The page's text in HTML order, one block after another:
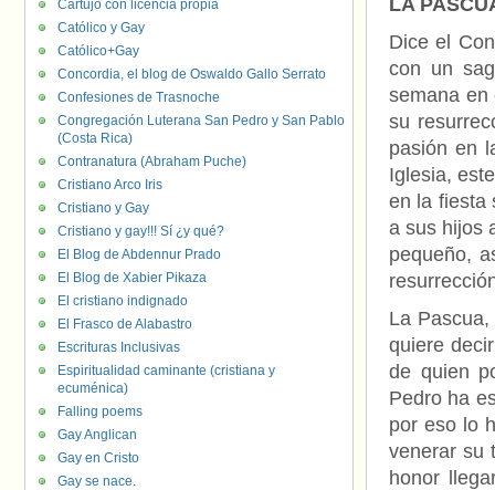
LA
Dice el
con un
semana en
su
pasión en
Iglesia,
en la fiesta
a sus hijos
pequeño,
La
quiere
de quien
Pedro ha
por eso lo
venerar su
honor
Cartujo con licencia propia
Católico y Gay
Católico+Gay
Concordia, el blog de Oswaldo Gallo Serrato
Confesiones de Trasnoche
Congregación Luterana San Pedro y San Pablo
(Costa Rica)
Contranatura (Abraham Puche)
Cristiano Arco Iris
Cristiano y Gay
Cristiano y gay!!! Sí ¿y qué?
El Blog de Abdennur Prado
El Blog de Xabier Pikaza
El cristiano indignado
El Frasco de Alabastro
Escrituras Inclusivas
Espiritualidad caminante (cristiana y
ecuménica)
Falling poems
Gay Anglican
Gay en Cristo
Gay se nace.